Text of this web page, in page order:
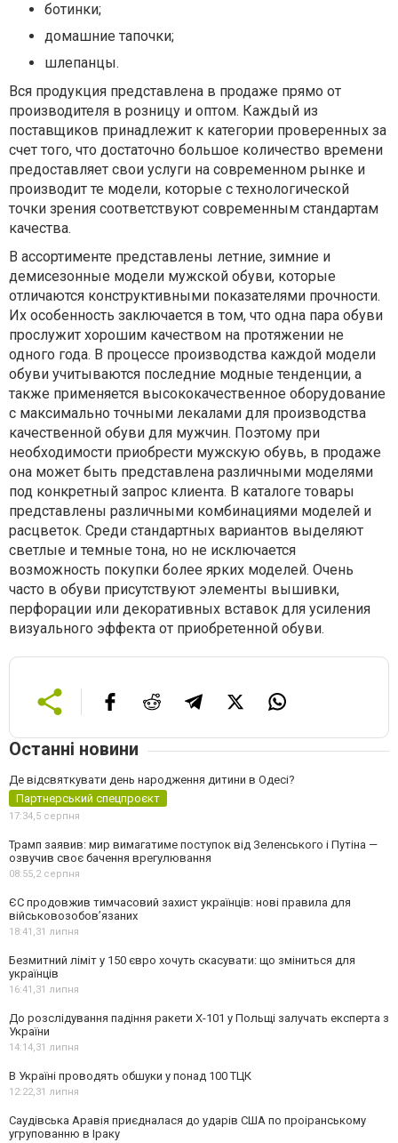
ботинки;
домашние тапочки;
шлепанцы.
Вся продукция представлена в продаже прямо от
производителя в розницу и оптом. Каждый из
поставщиков принадлежит к категории проверенных за
счет того, что достаточно большое количество времени
предоставляет свои услуги на современном рынке и
производит те модели, которые с технологической
точки зрения соответствуют современным стандартам
качества.
В ассортименте представлены летние, зимние и
демисезонные модели мужской обуви, которые
отличаются конструктивными показателями прочности.
Их особенность заключается в том, что одна пара обуви
прослужит хорошим качеством на протяжении не
одного года. В процессе производства каждой модели
обуви учитываются последние модные тенденции, а
также применяется высококачественное оборудование
с максимально точными лекалами для производства
качественной обуви для мужчин. Поэтому при
необходимости приобрести мужскую обувь, в продаже
она может быть представлена различными моделями
под конкретный запрос клиента. В каталоге товары
представлены различными комбинациями моделей и
расцветок. Среди стандартных вариантов выделяют
светлые и темные тона, но не исключается
возможность покупки более ярких моделей. Очень
часто в обуви присутствуют элементы вышивки,
перфорации или декоративных вставок для усиления
визуального эффекта от приобретенной обуви.
Останні новини
Де відсвяткувати день народження дитини в Одесі?
Партнерський спецпроєкт
17:34,5 серпня
Трамп заявив: мир вимагатиме поступок від Зеленського і Путіна —
озвучив своє бачення врегулювання
08:55,2 серпня
ЄС продовжив тимчасовий захист українців: нові правила для
військовозобов’язаних
18:41,31 липня
Безмитний ліміт у 150 євро хочуть скасувати: що зміниться для
українців
16:41,31 липня
До розслідування падіння ракети Х-101 у Польщі залучать експерта з
України
14:14,31 липня
В Україні проводять обшуки у понад 100 ТЦК
12:22,31 липня
Саудівська Аравія приєдналася до ударів США по проіранському
угрупованню в Іраку